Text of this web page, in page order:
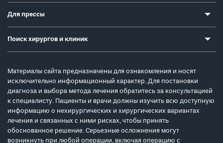
Для прессы
Поиск хирургов и клиник
Материалы сайта предназначены для ознакомления и носят
исключительно информационный характер. Для постановки
диагноза и выбора метода лечения обратитесь за консультацией
к специалисту. Пациенты и врачи должны изучить всю доступную
информацию о нехирургических и хирургических вариантах
лечения и связанных с ними рисках, чтобы принять
обоснованное решение. Серьезные осложнения могут
возникнуть при любой операции, включая операцию с